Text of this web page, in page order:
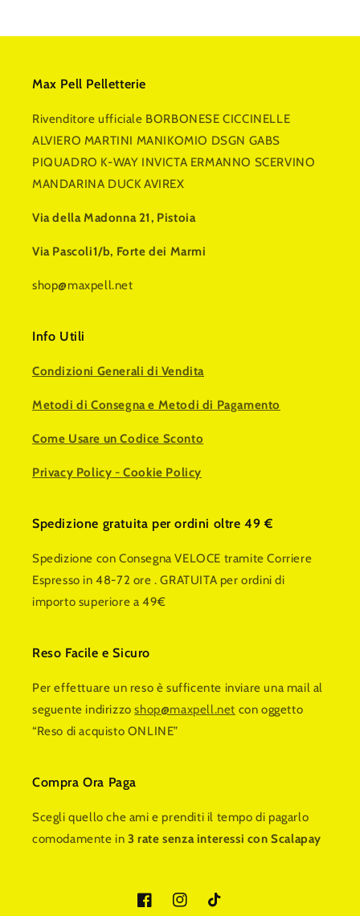
Max Pell Pelletterie
Rivenditore ufficiale BORBONESE CICCINELLE
ALVIERO MARTINI MANIKOMIO DSGN GABS
PIQUADRO K-WAY INVICTA ERMANNO SCERVINO
MANDARINA DUCK AVIREX
Via della Madonna 21, Pistoia
Via Pascoli1/b, Forte dei Marmi
shop@maxpell.net
Info Utili
Condizioni Generali di Vendita
Metodi di Consegna e Metodi di Pagamento
Come Usare un Codice Sconto
Privacy Policy -Cookie Policy
Spedizione gratuita per ordini oltre 49 €
Spedizione con Consegna VELOCE tramite Corriere
Espresso in 48-72 ore . GRATUITA per ordini di
importo superiore a 49€
Reso Facile e Sicuro
Per effettuare un reso è sufficente inviare una mail al
seguente indirizzoshop@maxpell.net con oggetto
“Reso di acquisto ONLINE”
Compra Ora Paga
Scegli quello che ami e prenditi il tempo di pagarlo
comodamente in 3 rate senza interessi con Scalapay
FacebookInstagramTikTok